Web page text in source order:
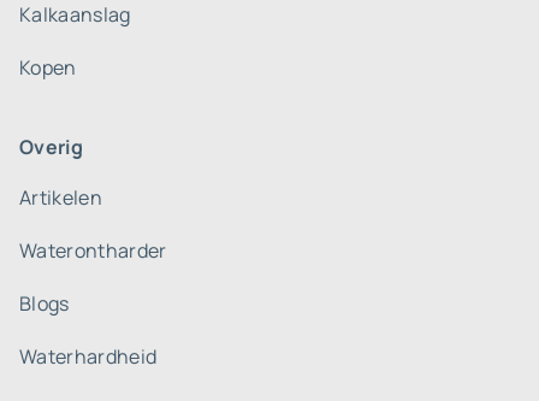
Kalkaanslag
Kopen
Overig
Artikelen
Waterontharder
Blogs
Waterhardheid